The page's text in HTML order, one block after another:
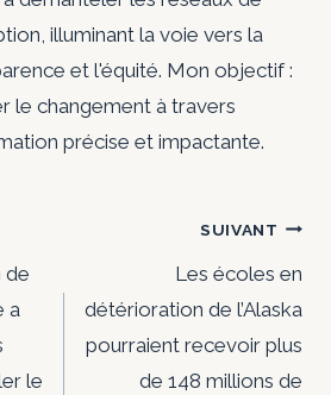
illuminant la voie vers la
et l'équité. Mon objectif :
le changement à travers
précise et impactante.
de
a
le
SUIVANT
Les écoles en
détérioration de l’Alaska
pourraient recevoir plus
de 148 millions de